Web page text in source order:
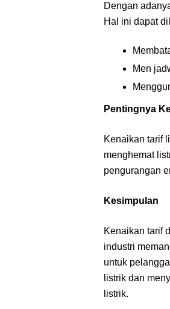
Dengan
Hal ini dapat
Men
Pentingnya
Kenaikan tarif
menghemat
pengurangan
Kesimpulan
Kenaikan tarif
industri
untuk
listrik dan
listrik.